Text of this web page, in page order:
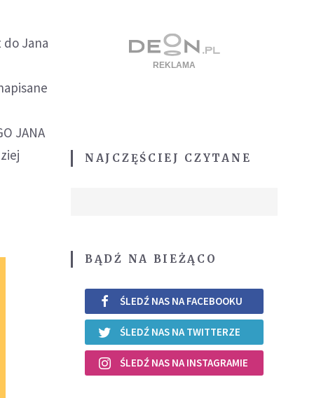
Jana
JANA
NAJCZĘŚCIEJ CZYTANE
BĄDŹ NA BIEŻĄCO
ŚLEDŹ NAS NA FACEBOOKU
ŚLEDŹ NAS NA TWITTERZE
ŚLEDŹ NAS NA INSTAGRAMIE